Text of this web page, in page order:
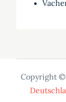
Copyright